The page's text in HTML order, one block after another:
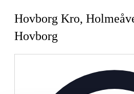
Hovborg Kro,
Hovborg